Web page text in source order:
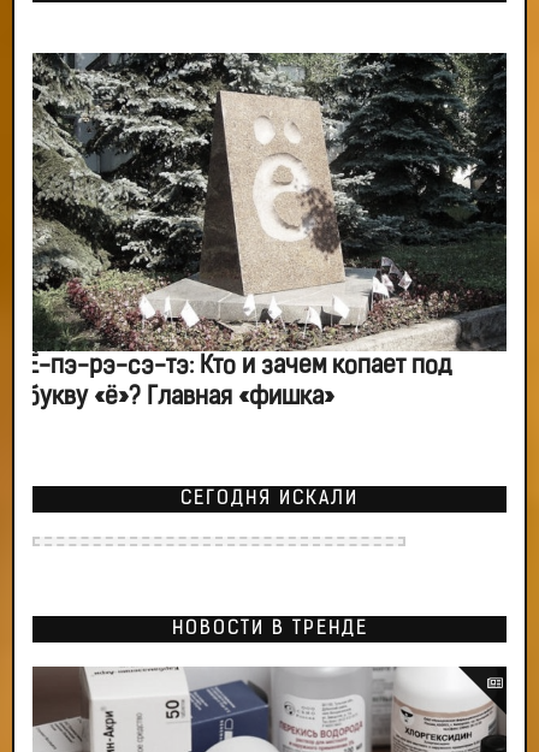
Ё-пэ-рэ-сэ-тэ: Кто и зачем копает под
букву «ё»? Главная «фишка»
СЕГОДНЯ ИСКАЛИ
НОВОСТИ В ТРЕНДЕ